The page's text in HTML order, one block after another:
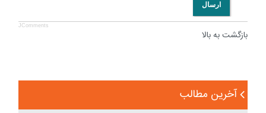
ارسال
JComments
بازگشت به بالا
آخرین مطالب